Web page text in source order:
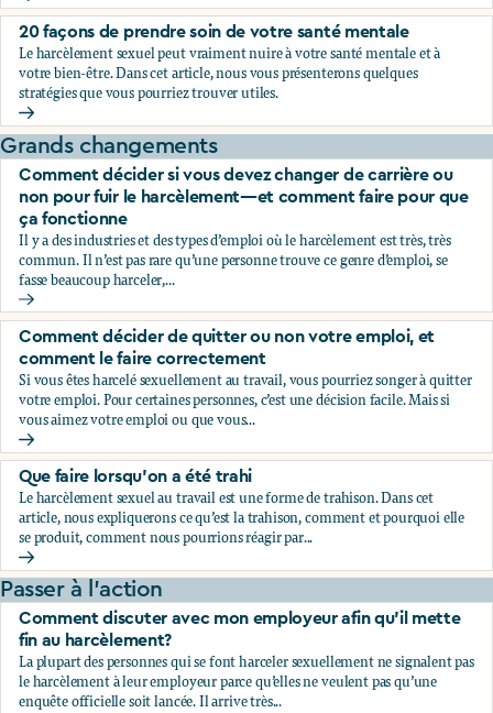
Choc, confusion, et incrédulité: pourquoi on les ressent et
20 façons de prendre soin de votre santé mentale
Le harcèlement sexuel peut vraiment nuire à votre santé mentale et à
votre bien-être. Dans cet article, nous vous présenterons quelques
stratégies que vous pourriez trouver utiles.
20 façons de prendre soin de votre santé mentale
Grands changements
Comment décider si vous devez changer de carrière ou
non pour fuir le harcèlement—et comment faire pour que
ça fonctionne
Il y a des industries et des types d’emploi où le harcèlement est très, très
commun. Il n’est pas rare qu’une personne trouve ce genre d’emploi, se
fasse beaucoup harceler,...
Comment décider si vous devez changer de carrière ou
Comment décider de quitter ou non votre emploi, et
comment le faire correctement
Si vous êtes harcelé sexuellement au travail, vous pourriez songer à quitter
votre emploi. Pour certaines personnes, c’est une décision facile. Mais si
vous aimez votre emploi ou que vous...
Comment décider de quitter ou non votre emploi, et
Que faire lorsqu’on a été trahi
Le harcèlement sexuel au travail est une forme de trahison. Dans cet
article, nous expliquerons ce qu’est la trahison, comment et pourquoi elle
se produit, comment nous pourrions réagir par...
Que faire lorsqu’on a été trahi
Passer à l'action
Comment discuter avec mon employeur afin qu’il mette
fin au harcèlement?
La plupart des personnes qui se font harceler sexuellement ne signalent pas
le harcèlement à leur employeur parce qu’elles ne veulent pas qu’une
enquête officielle soit lancée. Il arrive très...